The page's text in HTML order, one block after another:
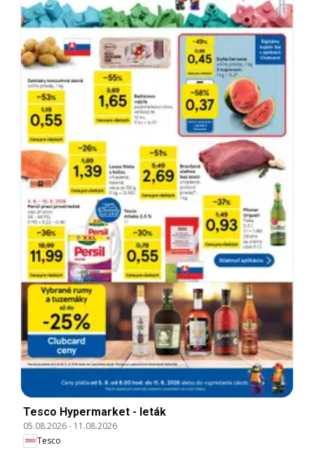
Tesco Hypermarket - leták
05.08.2026- 11.08.2026
Tesco